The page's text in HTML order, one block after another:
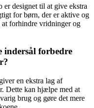
er designet til at give ekstra
for børn, der er aktive og
forhindre vridninger og
indersål forbedre
en ekstra lag af
Dette kan hjælpe med at
brug og gøre det mere